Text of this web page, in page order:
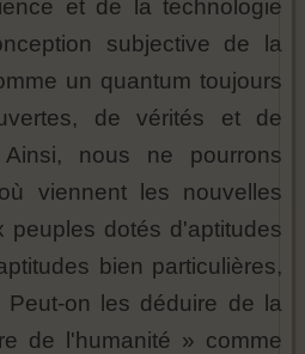
et de la technologie
subjective de la
un quantum toujours
de vérités et de
Ainsi, nous ne pourrons
viennent les nouvelles
peuples dotés d'aptitudes
bien particulières,
Peut-on les déduire de la
de l'humanité » comme